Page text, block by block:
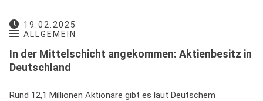
19.02.2025
ALLGEMEIN
In der Mittelschicht angekommen: Aktienbesitz in
Deutschland
Rund 12,1 Millionen Aktionäre gibt es laut Deutschem